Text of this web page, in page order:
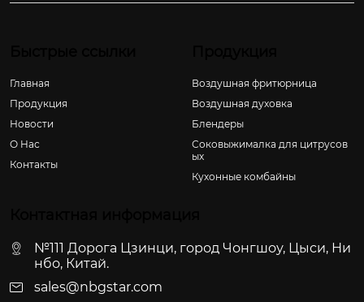
Главная
Продукция
Новости
О Hас
Контакты
Воздушная фритюрница
Воздушная духовка
Блендеры
Соковыжималка для цитрусов
ых
Кухонные комбайны
№111 Дорога Цзинци, город Чонгшоу, Цыси, Ни
нбо, Китай.
sales@nbgstar.com